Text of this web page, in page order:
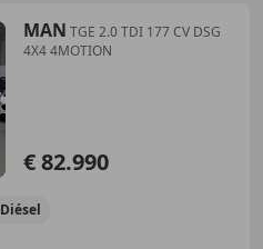
MAN TGE 2.0 TDI 177 CV DSG
4X4 4MOTION
€ 82.990
Diésel